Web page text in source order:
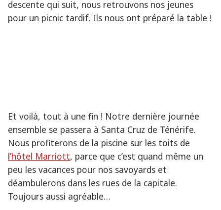
descente qui suit, nous retrouvons nos jeunes
pour un picnic tardif. Ils nous ont préparé la table !
Et voilà, tout à une fin ! Notre dernière journée
ensemble se passera à Santa Cruz de Ténérife.
Nous profiterons de la piscine sur les toits de
l’hôtel Marriott, parce que c’est quand même un
peu les vacances pour nos savoyards et
déambulerons dans les rues de la capitale.
Toujours aussi agréable…